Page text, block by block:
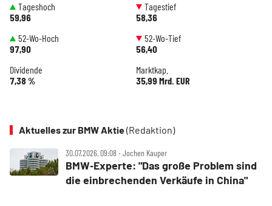
Tageshoch
59,96
Tagestief
58,36
52-Wo-Hoch
97,90
52-Wo-Tief
56,40
Dividende
7,38 %
Marktkap.
35,99 Mrd. EUR
Aktuelles zur BMW Aktie(Redaktion)
30.07.2026, 09:08 ‧ Jochen Kauper
BMW‑Experte: "Das große Problem sind
die einbrechenden Verkäufe in China"